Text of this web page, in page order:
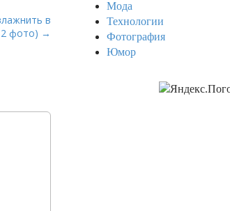
в
фото) →
Мода
Технологии
Фотография
Юмор